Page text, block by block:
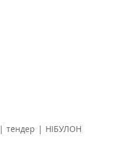
| тендер | НІБУЛОН